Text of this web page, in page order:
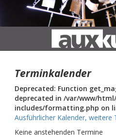
Terminkalender
Deprecated: Function
deprecated in /var/www/
includes/formatting.php on
Ausführlicher Kalender, weitere
Keine anstehenden Termine